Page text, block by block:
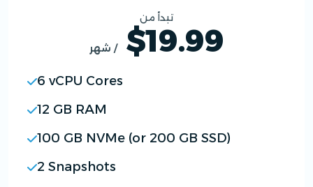
تبدأ من
$19.99 / شهر
6 vCPU Cores
12 GB RAM
100 GB NVMe (or 200 GB SSD)
2 Snapshots